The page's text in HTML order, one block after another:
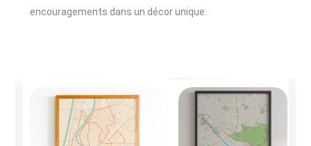
encouragements dans un décor unique.